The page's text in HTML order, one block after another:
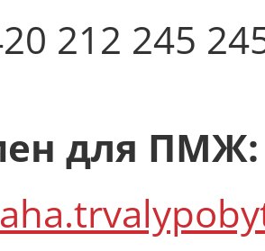
212 245
для ПМЖ: